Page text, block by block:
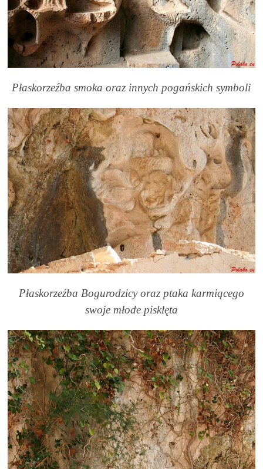
Płaskorzeźba smoka oraz innych pogańskich symboli
Płaskorzeźba Bogurodzicy oraz ptaka karmiącego
swoje młode pisklęta